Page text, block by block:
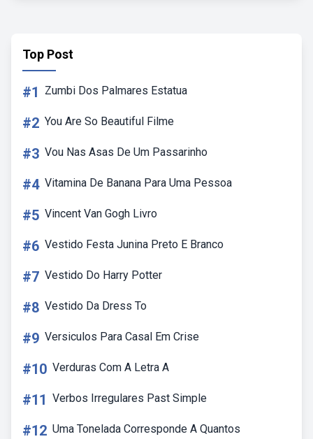
Top Post
#1 Zumbi Dos Palmares Estatua
#2 You Are So Beautiful Filme
#3 Vou Nas Asas De Um Passarinho
#4 Vitamina De Banana Para Uma Pessoa
#5 Vincent Van Gogh Livro
#6 Vestido Festa Junina Preto E Branco
#7 Vestido Do Harry Potter
#8 Vestido Da Dress To
#9 Versiculos Para Casal Em Crise
#10 Verduras Com A Letra A
#11 Verbos Irregulares Past Simple
#12 Uma Tonelada Corresponde A Quantos